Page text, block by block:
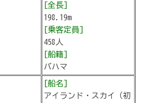
[全長]
198.19m
[乗客定員]
458人
[船籍]
バハマ
[船名]
アイランド・スカイ（初